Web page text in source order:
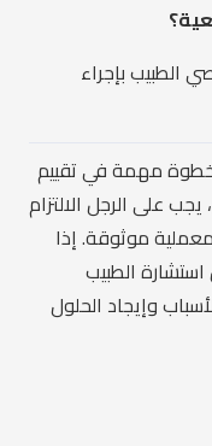
الطبيب بإجراء
خطوة مهمة في تقييم
على الرجل الالتزام
معملية موثوقة. إذا
الطبيب
وإيجاد الحلول